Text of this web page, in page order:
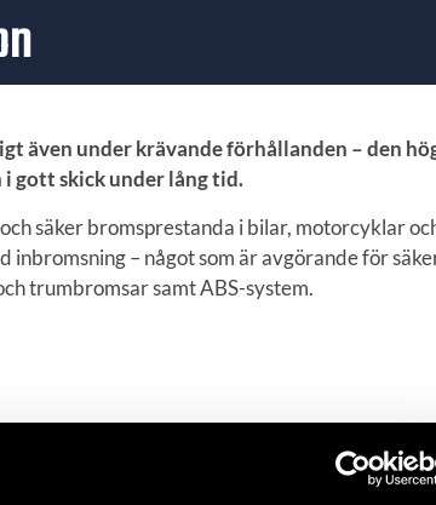
även under krävande förhållanden – den
gott skick under lång tid.
säker bromsprestanda i bilar, motorcyklar
– något som är avgörande för
trumbromsar samt ABS-system.